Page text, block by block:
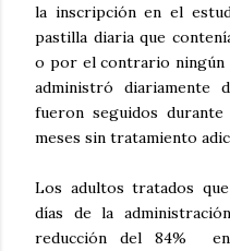
la inscripción en el
pastilla diaria que
o por el contrario ningún
administró diariamente
fueron seguidos
meses sin tratamiento
Los adultos tratados
días de la
reducción del 84%